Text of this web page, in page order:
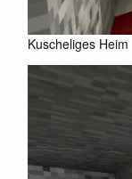
Kuscheliges Heim